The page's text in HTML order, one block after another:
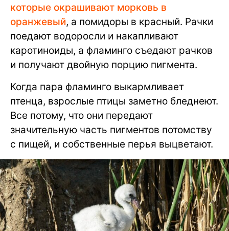
которые окрашивают морковь в
оранжевый, а помидоры в красный. Рачки
поедают водоросли и накапливают
каротиноиды, а фламинго съедают рачков
и получают двойную порцию пигмента.
Когда пара фламинго выкармливает
птенца, взрослые птицы заметно бледнеют.
Все потому, что они передают
значительную часть пигментов потомству
с пищей, и собственные перья выцветают.